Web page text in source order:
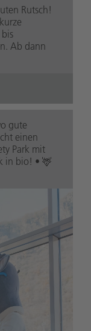
Rutsch!
Ab dann
gute
einen
Park mit
in bio! • 🦌